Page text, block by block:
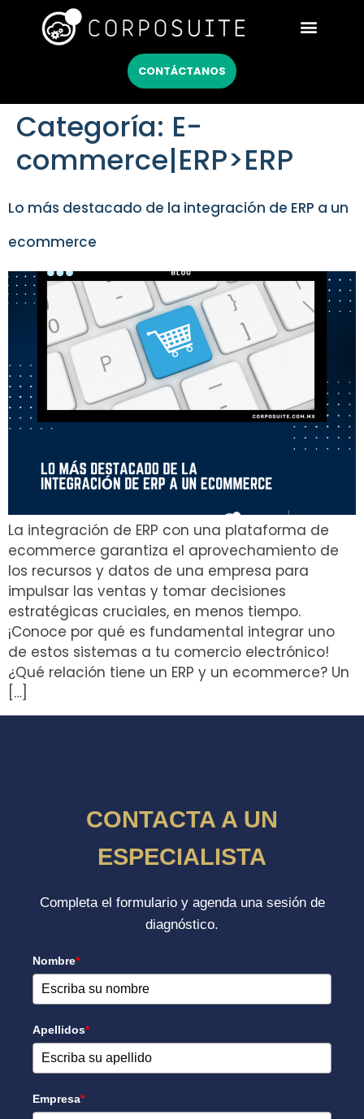
CONTÁCTANOS
Categoría: E-
commerce|ERP>ERP
Lo más destacado de la integración de ERP a un
ecommerce
La integración de ERP con una plataforma de
ecommerce garantiza el aprovechamiento de
los recursos y datos de una empresa para
impulsar las ventas y tomar decisiones
estratégicas cruciales, en menos tiempo.
¡Conoce por qué es fundamental integrar uno
de estos sistemas a tu comercio electrónico!
¿Qué relación tiene un ERP y un ecommerce? Un
[…]
CONTACTA A UN
ESPECIALISTA
Completa el formulario y agenda una sesión de
diagnóstico.
Nombre*
Apellidos*
Empresa*